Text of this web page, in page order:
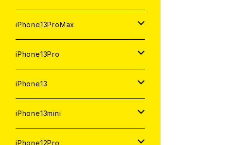
中古（整備済み）
中古（整備済み）
中古（整備済み）
新品
中古（整備済み）
128GB
新品
中古（整備済み）
中古（整備済み）
新品
中古（整備済み）
256GB
新品
中古（整備済み）
128GB
新品
中古（整備済み）
新品
中古（整備済み）
256GB
新品
中古（整備済み）
128GB
新品
中古（整備済み）
128GB
新品
中古（整備済み）
256GB
新品
中古（整備済み）
512GB
新品
中古（整備済み）
iPhone13ProMax
1TB
新品
中古（整備済み）
512GB
新品
中古（整備済み）
256GB
新品
128GB
iPhone13Pro
1TB
新品
中古（整備済み）
512GB
新品
256GB
iPhone13
512GB
新品
256GB
iPhone13mini
512GB
iPhone12Pro